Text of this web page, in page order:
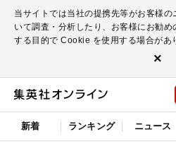
当サイトでは当社の提携先等がお客様の
いて調査・分析したり、お客様にお勧め
する目的で Cookie を使用する場合があ
×
新着 ランキング ニュース